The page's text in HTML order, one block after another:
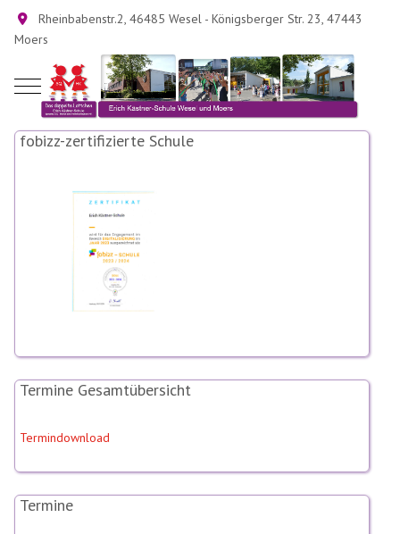
Rheinbabenstr.2, 46485 Wesel - Königsberger Str. 23, 47443
Moers
Mobile Menu Toggle
fobizz-zertifizierte Schule
Termine Gesamtübersicht
Termindownload
Termine